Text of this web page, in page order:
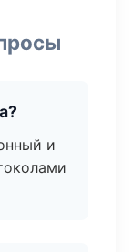
и